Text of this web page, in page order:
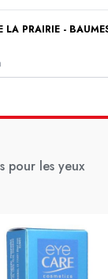
LA PRAIRIE -
pour les yeux